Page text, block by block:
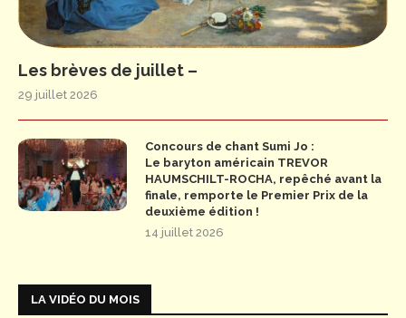
Les brèves de juillet –
29 juillet 2026
Concours de chant Sumi Jo :
Le baryton américain TREVOR
HAUMSCHILT-ROCHA, repêché avant la
finale, remporte le Premier Prix de la
deuxième édition !
14 juillet 2026
LA VIDÉO DU MOIS